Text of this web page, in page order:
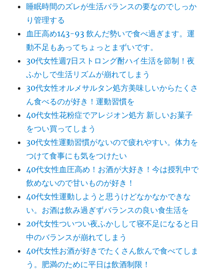
睡眠時間のズレが生活バランスの要なのでしっか
り管理する
血圧高め143-93 飲んだ勢いで食べ過ぎます。運
動不足もあってちょっとまずいです。
30代女性週7日ストロング酎ハイ生活を節制！夜
ふかしで生活リズムが崩れてしまう
30代女性オルメサルタン処方美味しいからたくさ
ん食べるのが好き！運動習慣を
40代女性花粉症でアレジオン処方 新しいお菓子
をつい買ってしまう
30代女性運動習慣がないので疲れやすい。体力を
つけて食事にも気をつけたい
40代女性血圧高め！お酒が大好き！今は授乳中で
飲めないので甘いものが好き！
40代女性運動しようと思うけどなかなかできな
い。お酒は飲み過ぎずバランスの良い食生活を
20代女性ついつい夜ふかしして寝不足になると日
中のバランスが崩れてしまう
40代女性お酒が好きでたくさん飲んで食べてしま
う。肥満のために平日は飲酒制限！